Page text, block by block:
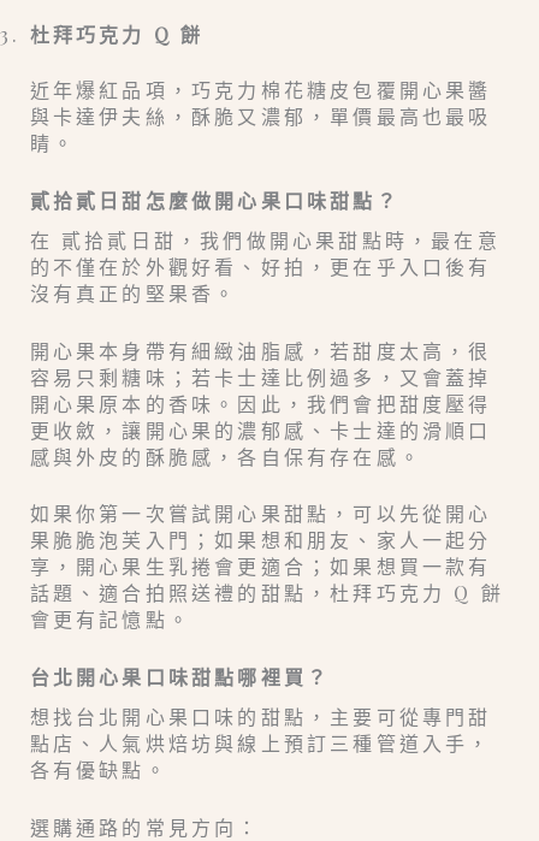
杜拜巧克力 Q 餅
近年爆紅品項，巧克力棉花糖皮包覆開心果醬
與卡達伊夫絲，酥脆又濃郁，單價最高也最吸
睛。
貳拾貳日甜怎麼做開心果口味甜點？
在 貳拾貳日甜，我們做開心果甜點時，最在意
的不僅在於外觀好看、好拍，更在乎入口後有
沒有真正的堅果香。
開心果本身帶有細緻油脂感，若甜度太高，很
容易只剩糖味；若卡士達比例過多，又會蓋掉
開心果原本的香味。因此，我們會把甜度壓得
更收斂，讓開心果的濃郁感、卡士達的滑順口
感與外皮的酥脆感，各自保有存在感。
如果你第一次嘗試開心果甜點，可以先從開心
果脆脆泡芙入門；如果想和朋友、家人一起分
享，開心果生乳捲會更適合；如果想買一款有
話題、適合拍照送禮的甜點，杜拜巧克力 Q 餅
會更有記憶點。
台北開心果口味甜點哪裡買？
想找台北開心果口味的甜點，主要可從專門甜
點店、人氣烘焙坊與線上預訂三種管道入手，
各有優缺點。
選購通路的常見方向：